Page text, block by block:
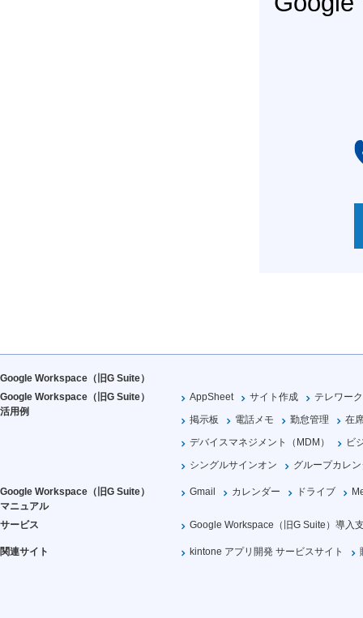
Google Workspace（旧G Suite）
Google Workspace（旧G Suite）
活用例
AppSheet サイト作成
テレワーク
掲示板
電話メモ 勤怠管理
在
デバイスマネジメント（MDM）
ビ
シングルサインオン
グループカレ
Google Workspace（旧G Suite）
マニュアル
Gmail カレンダー ドライブ
サービス Google Workspace（旧G Suite）導入
関連サイト kintone アプリ開発 サービスサイト